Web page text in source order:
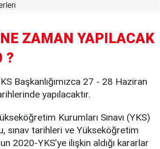
ZAMAN YAPILACAK
?
Başkanlığımızca 27 - 28 Haziran
yapılacaktır.
Kurumları Sınavı (YKS)
sınav tarihleri ve Yükseköğretim
2020-YKS'ye ilişkin aldığı kararlar